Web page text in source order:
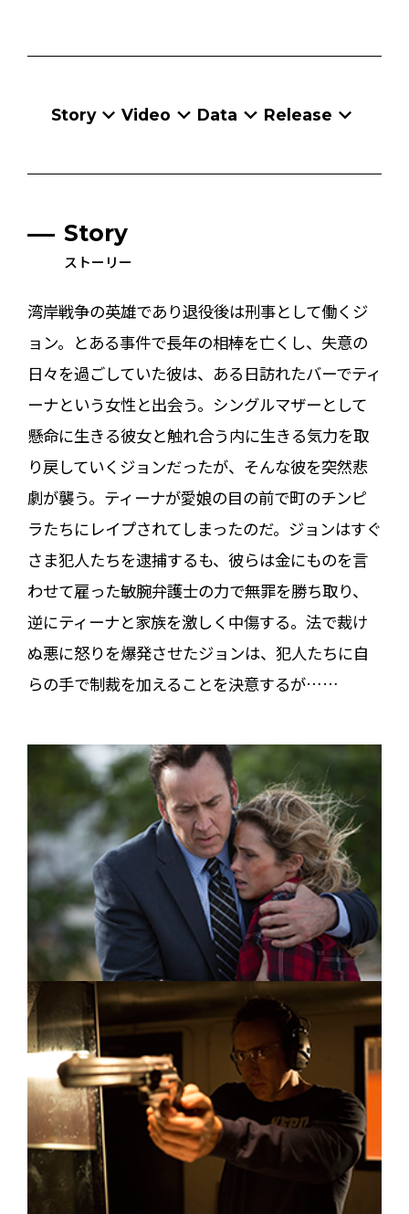
Story Video Data Release
Story
ストーリー
湾岸戦争の英雄であり退役後は刑事として働くジ
ョン。とある事件で長年の相棒を亡くし、失意の
日々を過ごしていた彼は、ある日訪れたバーでティ
ーナという女性と出会う。シングルマザーとして
懸命に生きる彼女と触れ合う内に生きる気力を取
り戻していくジョンだったが、そんな彼を突然悲
劇が襲う。ティーナが愛娘の目の前で町のチンピ
ラたちにレイプされてしまったのだ。ジョンはすぐ
さま犯人たちを逮捕するも、彼らは金にものを言
わせて雇った敏腕弁護士の力で無罪を勝ち取り、
逆にティーナと家族を激しく中傷する。法で裁け
ぬ悪に怒りを爆発させたジョンは、犯人たちに自
らの手で制裁を加えることを決意するが……